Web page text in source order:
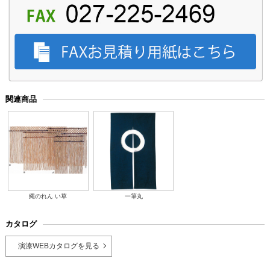
関連商品
縄のれん い草 一筆丸
カタログ
演漆WEBカタログを見る